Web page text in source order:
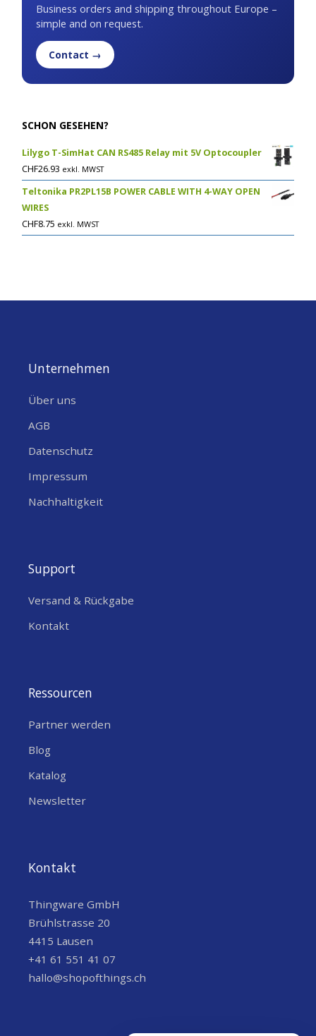
Business orders and shipping throughout Europe –
simple and on request.
Contact →
SCHON GESEHEN?
Lilygo T-SimHat CAN RS485 Relay mit 5V Optocoupler
CHF26.93 exkl. MWST
Teltonika PR2PL15B POWER CABLE WITH 4-WAY OPEN
WIRES
CHF8.75 exkl. MWST
Unternehmen
Über uns
AGB
Datenschutz
Impressum
Nachhaltigkeit
Support
Versand & Rückgabe
Kontakt
Ressourcen
Partner werden
Blog
Katalog
Newsletter
Kontakt
Thingware GmbH
Brühlstrasse 20
4415 Lausen
+41 61 551 41 07
hallo@shopofthings.ch